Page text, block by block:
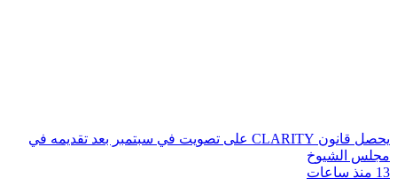
يحصل قانون CLARITY على تصويت في سبتمبر بعد تقديمه في
مجلس الشيوخ
13 منذ ساعات